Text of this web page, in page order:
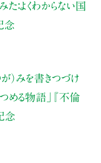
た：よくわからない国
念
が）みを書きつづけ
める物語」
『不倫
念